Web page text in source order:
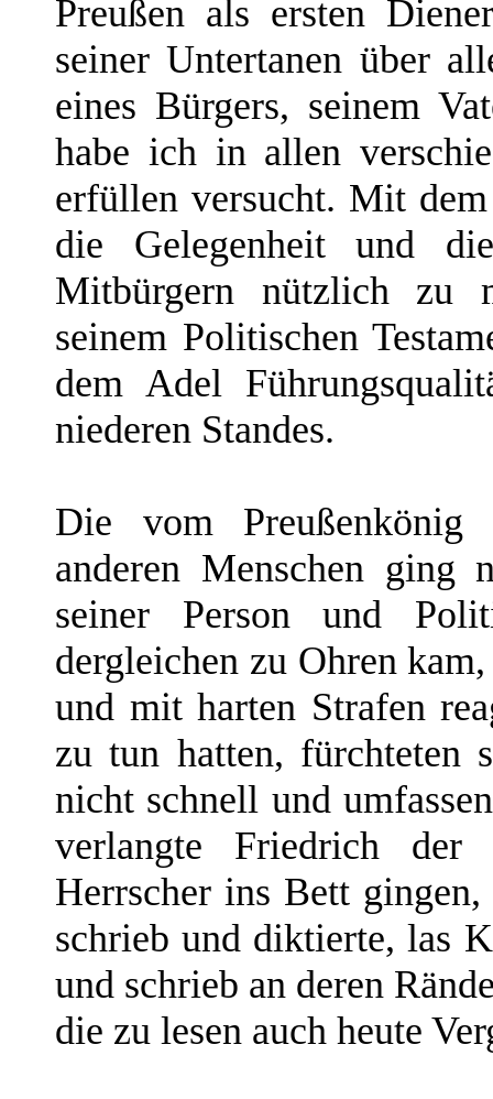
Preußen als ersten
seiner Untertanen über
eines Bürgers, seinem
habe ich in allen
erfüllen versucht. Mit
die Gelegenheit und
Mitbürgern nützlich zu
seinem Politischen
dem Adel
niederen Standes.
Die vom Preußenkönig
anderen Menschen
seiner Person und
dergleichen zu Ohren
und mit harten Strafen
zu tun hatten, fürchteten
nicht schnell und
verlangte Friedrich
Herrscher ins Bett
schrieb und diktierte, las
und schrieb an deren
die zu lesen auch heute